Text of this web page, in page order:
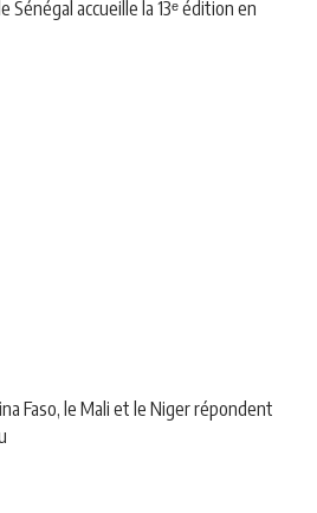
Sénégal accueille la 13ᵉ édition en
Faso, le Mali et le Niger répondent